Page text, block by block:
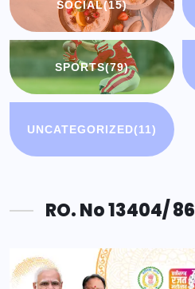
SOCIAL(15)
SPORTS(79)
UNCATEGORIZED(11)
RO. No 13404/ 86